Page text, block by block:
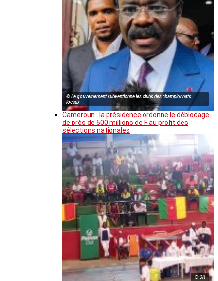
© Le gouvernement subventionne les clubs des championnats
locaux
Cameroun : la présidence ordonne le déblocage
de près de 500 millions de F au profit des
sélections nationales
© DR